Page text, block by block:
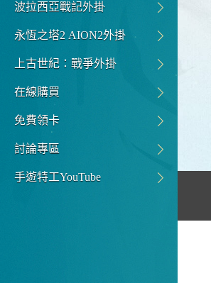
波拉西亞戰記外掛
永恆之塔2 AION2外掛
上古世紀：戰爭外掛
在線購買
免費領卡
討論專區
手遊特工YouTube